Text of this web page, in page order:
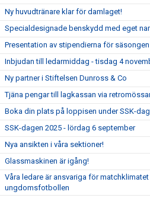
Ny huvudtränare klar för damlaget!
Specialdesignade benskydd med eget
Presentation av stipendierna för
Inbjudan till ledarmiddag - tisdag 4
Ny partner i Stiftelsen Dunross & Co
Tjäna pengar till lagkassan via
Boka din plats på loppisen under SSK-
SSK-dagen 2025 - lördag 6 september
Nya ansikten i våra sektioner!
Glassmaskinen är igång!
Våra ledare är ansvariga för
ungdomsfotbollen